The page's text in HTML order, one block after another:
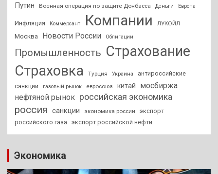
Путин
Военная операция по защите Донбасса Деньги Европа
Инфляция Коммерсант Компании ЛУКОЙЛ
Москва Новости России Облигации
Промышленность Страхование
Страховка
Турция Украина
антироссийские
санкции
газовый рынок евросоюз китай
мосбиржа
нефтяной рынок российская экономика
россия санкции экономика россии
экспорт
российского газа
экспорт российской нефти
Экономика